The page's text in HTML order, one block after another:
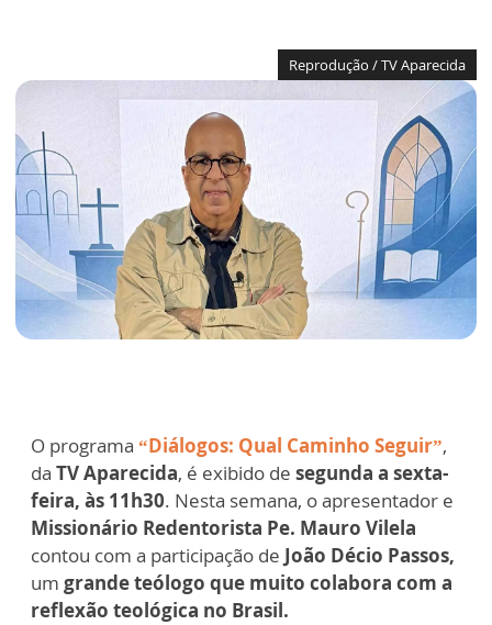
Reprodução / TV Aparecida
O programa “Diálogos: Qual Caminho Seguir”,
da TV Aparecida, é exibido de segunda a sexta-
feira, às 11h30. Nesta semana, o apresentador e
Missionário Redentorista Pe. Mauro Vilela
contou com a participação de João Décio Passos,
um grande teólogo que muito colabora com a
reflexão teológica no Brasil.